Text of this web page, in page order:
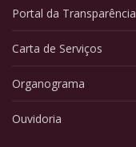
Portal da Transparência
Carta de Serviços
Organograma
Ouvidoria